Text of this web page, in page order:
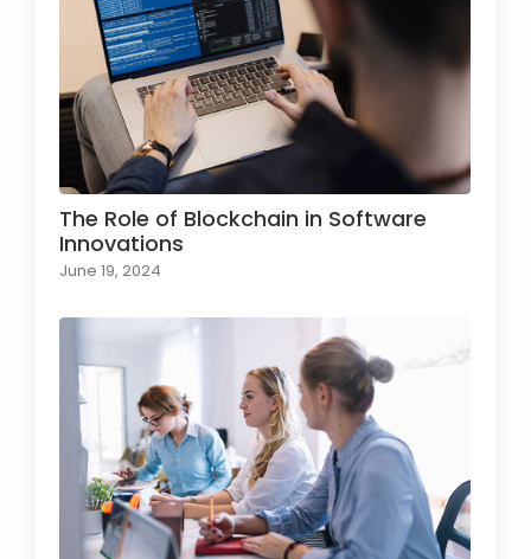
The Role of Blockchain in Software
Innovations
June 19, 2024